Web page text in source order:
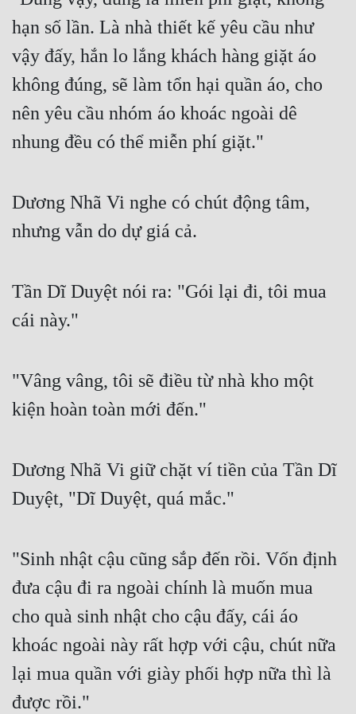
hạn số lần. Là nhà thiết kế yêu cầu như
vậy đấy, hắn lo lắng khách hàng giặt áo
không đúng, sẽ làm tổn hại quần áo, cho
nên yêu cầu nhóm áo khoác ngoài dê
nhung đều có thể miễn phí giặt."
Dương Nhã Vi nghe có chút động tâm,
nhưng vẫn do dự giá cả.
Tần Dĩ Duyệt nói ra: "Gói lại đi, tôi mua
cái này."
"Vâng vâng, tôi sẽ điều từ nhà kho một
kiện hoàn toàn mới đến."
Dương Nhã Vi giữ chặt ví tiền của Tần Dĩ
Duyệt, "Dĩ Duyệt, quá mắc."
"Sinh nhật cậu cũng sắp đến rồi. Vốn định
đưa cậu đi ra ngoài chính là muốn mua
cho quà sinh nhật cho cậu đấy, cái áo
khoác ngoài này rất hợp với cậu, chút nữa
lại mua quần với giày phối hợp nữa thì là
được rồi."